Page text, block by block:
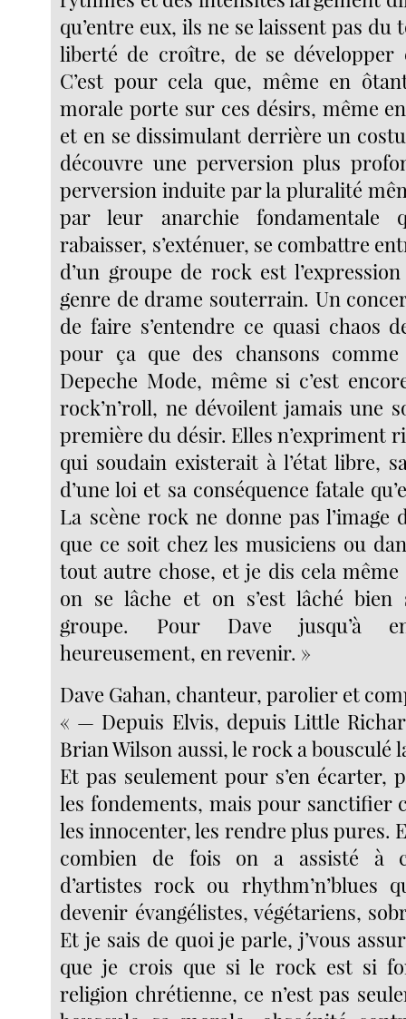
qu’entre eux, ils ne se laissent pas
liberté de croître, de se développer
C’est pour cela que, même en
morale porte sur ces désirs, même
et en se dissimulant derrière un
découvre une perversion plus
perversion induite par la pluralité
par leur anarchie
rabaisser, s’exténuer, se combattre
d’un groupe de rock est
genre de drame souterrain. Un
de faire s’entendre ce quasi chaos
pour ça que des chansons
Depeche Mode, même si c’est
rock’n’roll, ne dévoilent jamais une
première du désir. Elles n’expriment
qui soudain existerait à l’état libre,
d’une loi et sa conséquence fatale
La scène rock ne donne pas l’image
que ce soit chez les musiciens ou
tout autre chose, et je dis cela même
on se lâche et on s’est lâché bien
groupe. Pour Dave jusqu’à
heureusement, en revenir. »
Dave Gahan, chanteur, parolier et
« — Depuis Elvis, depuis Little
Brian Wilson aussi, le rock a bousculé
Et pas seulement pour s’en écarter,
les fondements, mais pour sanctifier
les innocenter, les rendre plus pures.
combien de fois on a assisté à
d’artistes rock ou rhythm’n’blues
devenir évangélistes, végétariens,
Et je sais de quoi je parle, j’vous
que je crois que si le rock est si
religion chrétienne, ce n’est pas